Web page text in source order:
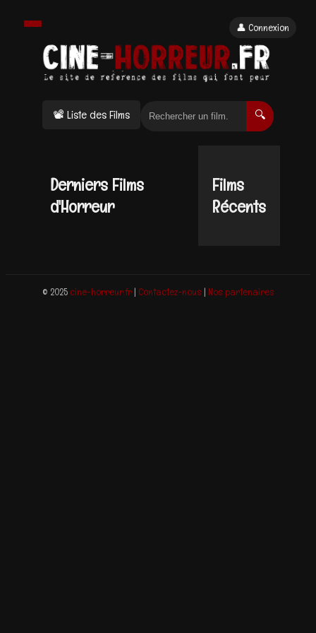
📽 Liste des Films 🔍
👤 Connexion
Derniers Films
d'Horreur
Films
Récents
© 2025 cine-horreur.fr| Contactez-nous| Nos partenaires